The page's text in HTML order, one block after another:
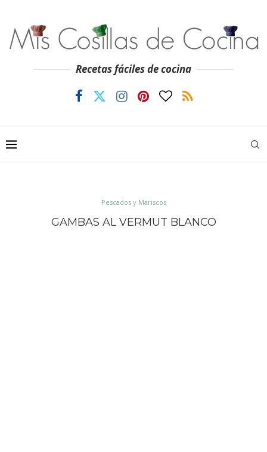
Recetas fáciles de cocina
Pescados y Mariscos
GAMBAS AL VERMUT BLANCO